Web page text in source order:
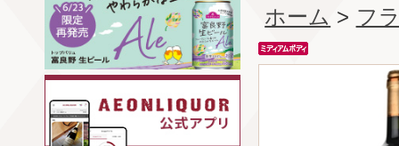
ホーム > フ